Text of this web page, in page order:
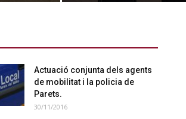
Actuació conjunta dels agents
de mobilitat i la policia de
Parets.
30/11/2016